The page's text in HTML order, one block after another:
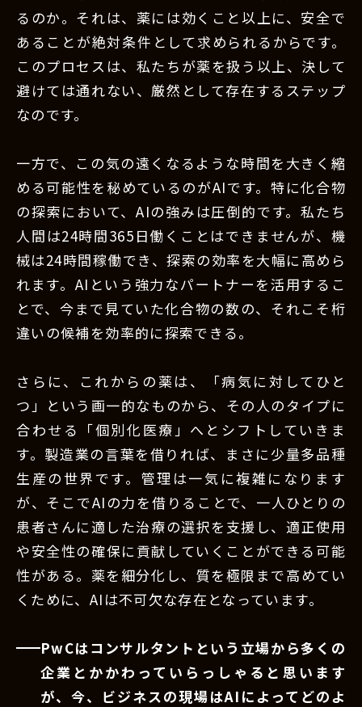
るのか。それは、薬には効くこと以上に、安全で
あることが絶対条件として求められるからです。
このプロセスは、私たちが薬を扱う以上、決して
避けては通れない、厳然として存在するステップ
なのです。
一方で、この気の遠くなるような時間を大きく縮
める可能性を秘めているのがAIです。特に化合物
の探索において、AIの強みは圧倒的です。私たち
人間は24時間365日働くことはできませんが、機
械は24時間稼働でき、探索の効率を大幅に高めら
れます。AIという強力なパートナーを活用するこ
とで、今まで見ていた化合物の数の、それこそ桁
違いの候補を効率的に探索できる。
さらに、これからの薬は、「病気に対してひと
つ」という画一的なものから、その人のタイプに
合わせる「個別化医療」へとシフトしていきま
す。製造業の言葉を借りれば、まさに少量多品種
生産の世界です。管理は一気に複雑になります
が、そこでAIの力を借りることで、一人ひとりの
患者さんに適した治療の選択を支援し、適正使用
や安全性の確保に貢献していくことができる可能
性がある。薬を細分化し、質を極限まで高めてい
くために、AIは不可欠な存在となっています。
PwCはコンサルタントという立場から多くの
企業とかかわっていらっしゃると思います
が、今、ビジネスの現場はAIによってどのよ